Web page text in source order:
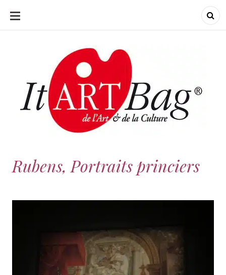
ALLER
CONTENU
ItArtBag
ItArtBag
Rubens, Portraits princiers